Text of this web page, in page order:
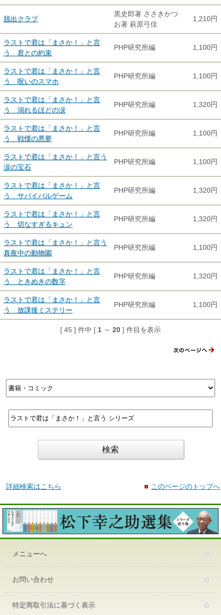
脱出クラブ
黒史郎著 ささきかつ
お著 萩原弓佳
1,210円
ラストで君は「まさか！」と言
う 君との約束
PHP研究所編 1,100円
ラストで君は「まさか！」と言
う 呪いのスマホ
PHP研究所編 1,100円
ラストで君は「まさか！」と言
う 溺れるほどの涙
PHP研究所編 1,320円
ラストで君は「まさか！」と言
う 戦慄の悪夢
PHP研究所編 1,100円
ラストで君は「まさか！」と言う
涙の宝石
PHP研究所編 1,100円
ラストで君は「まさか！」と言
う サバイバルゲーム
PHP研究所編 1,320円
ラストで君は「まさか！」と言
う 切なすぎるキュン
PHP研究所編 1,320円
ラストで君は「まさか！」と言う
真夜中の動物園
PHP研究所編 1,100円
ラストで君は「まさか！」と言
う ときめきの数字
PHP研究所編 1,320円
ラストで君は「まさか！」と言
う 放課後ミステリー
PHP研究所編 1,100円
[ 45 ] 件中 [ 1 ～ 20 ] 件目を表示
詳細検索はこちら このページのトップへ
メニューへ
お問い合わせ
特定商取引法に基づく表示